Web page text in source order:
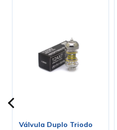
Válvula Duplo Triodo